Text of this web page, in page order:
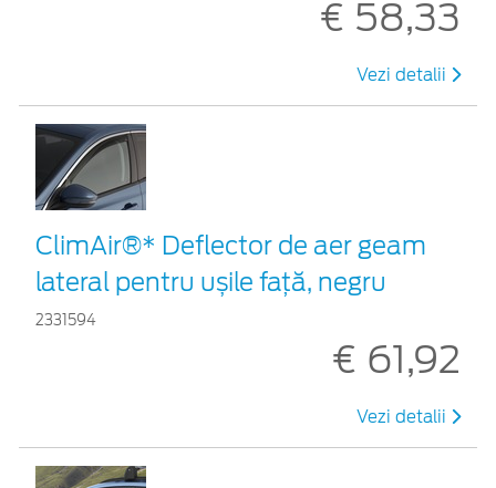
€ 58,33
Vezi detalii
ClimAir®* Deflector de aer geam
lateral pentru ușile față, negru
2331594
€ 61,92
Vezi detalii